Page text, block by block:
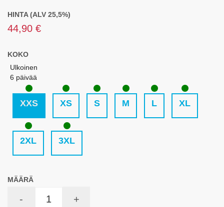
HINTA (ALV 25,5%)
44,90 €
KOKO
Ulkoinen
6 päivää
XXS XS S M L XL
2XL 3XL
MÄÄRÄ
- +